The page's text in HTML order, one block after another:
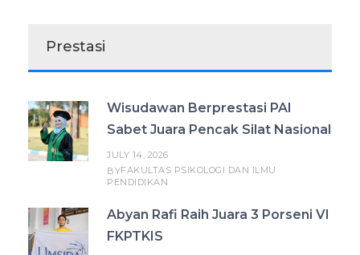
Prestasi
Wisudawan Berprestasi PAI
Sabet Juara Pencak Silat Nasional
JULY 14, 2026
BYFAKULTAS PSIKOLOGI DAN ILMU
PENDIDIKAN
Abyan Rafi Raih Juara 3 Porseni VI
FKPTKIS